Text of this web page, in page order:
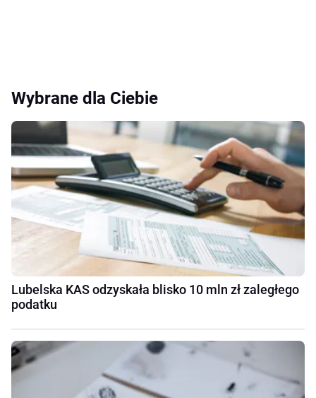
Wybrane dla Ciebie
Lubelska KAS odzyskała blisko 10 mln zł zaległego
podatku